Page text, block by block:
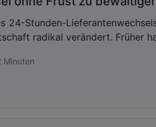
24-Stunden-
radikal verändert. Früher
Minuten